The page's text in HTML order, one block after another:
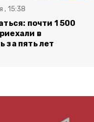
, 15:38
почти 1 500
в
за пять лет